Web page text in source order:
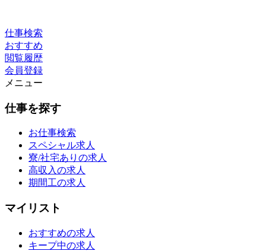
仕事検索
おすすめ
閲覧履歴
会員登録
メニュー
仕事を探す
お仕事検索
スペシャル求人
寮/社宅ありの求人
高収入の求人
期間工の求人
マイリスト
おすすめの求人
キープ中の求人